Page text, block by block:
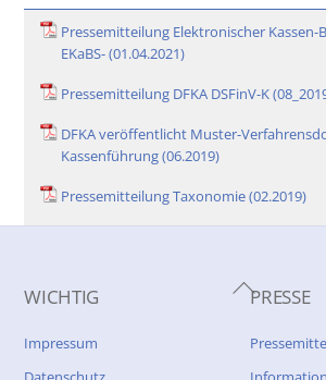
Pressemitteilung Elektronischer Kassen-
EKaBS- (01.04.2021)
Pressemitteilung DFKA DSFinV-K
DFKA veröffentlicht Muster-
Kassenführung (06.2019)
Pressemitteilung Taxonomie (02.2019)
Back
To
WICHTIG
Impressum
PRESSE